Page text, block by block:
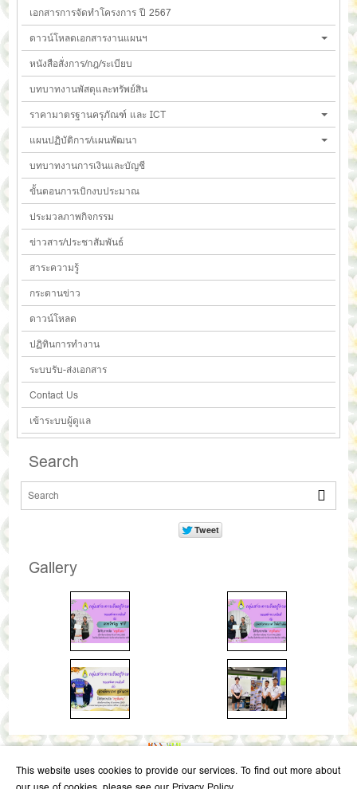
เอกสารการจัดทำโครงการ ปี 2567
ดาวน์โหลดเอกสารงานแผนฯ
หนังสือสั่งการ/กฎ/ระเบียบ
บทบาทงานพัสดุและทรัพย์สิน
ราคามาตรฐานครุภัณฑ์ และ ICT
แผนปฏิบัติการ/แผนพัฒนา
บทบาทงานการเงินและบัญชี
ขั้นตอนการเบิกงบประมาณ
ประมวลภาพกิจกรรม
ข่าวสาร/ประชาสัมพันธ์
สาระความรู้
กระดานข่าว
ดาวน์โหลด
ปฏิทินการทำงาน
ระบบรับ-ส่งเอกสาร
Contact Us
เข้าระบบผู้ดูแล
Search
Gallery
This website uses cookies to provide our services. To find out more about